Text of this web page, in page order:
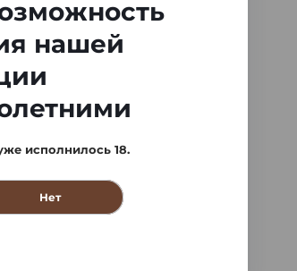
нашей
исполнилось 18.
Нет